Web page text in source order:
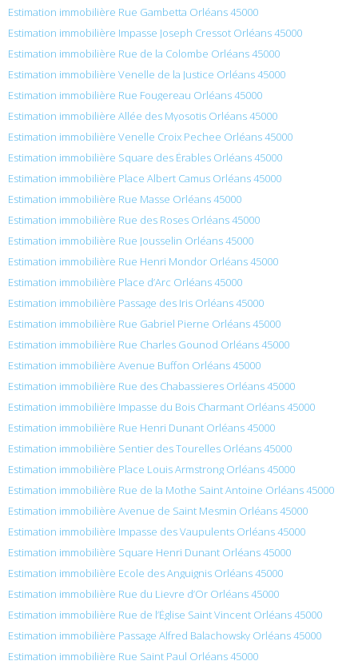
Estimation immobilière Rue Gambetta Orléans 45000
Estimation immobilière Impasse Joseph Cressot Orléans 45000
Estimation immobilière Rue de la Colombe Orléans 45000
Estimation immobilière Venelle de la Justice Orléans 45000
Estimation immobilière Rue Fougereau Orléans 45000
Estimation immobilière Allée des Myosotis Orléans 45000
Estimation immobilière Venelle Croix Pechee Orléans 45000
Estimation immobilière Square des Érables Orléans 45000
Estimation immobilière Place Albert Camus Orléans 45000
Estimation immobilière Rue Masse Orléans 45000
Estimation immobilière Rue des Roses Orléans 45000
Estimation immobilière Rue Jousselin Orléans 45000
Estimation immobilière Rue Henri Mondor Orléans 45000
Estimation immobilière Place d’Arc Orléans 45000
Estimation immobilière Passage des Iris Orléans 45000
Estimation immobilière Rue Gabriel Pierne Orléans 45000
Estimation immobilière Rue Charles Gounod Orléans 45000
Estimation immobilière Avenue Buffon Orléans 45000
Estimation immobilière Rue des Chabassieres Orléans 45000
Estimation immobilière Impasse du Bois Charmant Orléans 45000
Estimation immobilière Rue Henri Dunant Orléans 45000
Estimation immobilière Sentier des Tourelles Orléans 45000
Estimation immobilière Place Louis Armstrong Orléans 45000
Estimation immobilière Rue de la Mothe Saint Antoine Orléans 45000
Estimation immobilière Avenue de Saint Mesmin Orléans 45000
Estimation immobilière Impasse des Vaupulents Orléans 45000
Estimation immobilière Square Henri Dunant Orléans 45000
Estimation immobilière Ecole des Anguignis Orléans 45000
Estimation immobilière Rue du Lievre d’Or Orléans 45000
Estimation immobilière Rue de l’Église Saint Vincent Orléans 45000
Estimation immobilière Passage Alfred Balachowsky Orléans 45000
Estimation immobilière Rue Saint Paul Orléans 45000